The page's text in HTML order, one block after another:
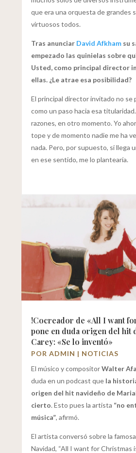
que era una orquesta de grandes
virtuosos todos.
Tras anunciar David Afkhamsu
empezado las quinielas sobre
Usted, como principal director
ellas. ¿Le atrae esa posibilidad?
El principal director invitado no se
como un paso hacia esa
razones, en otro momento. Yo
tope y de momento nadie me ha
nada. Pero, por supuesto, si llega
en ese sentido, me lo plantearía.
!Cocreador de «All I want
pone en duda origen del hit
Carey: «Se lo inventó»
POR ADMIN | NOTICIAS
El músico y compositorWalter
duda en un podcast que la
origen del hit navideño de
cierto. Esto pues la artista “no
música”, afirmó.
El artista conversó sobre la
Navidad, “All I want for Christmas